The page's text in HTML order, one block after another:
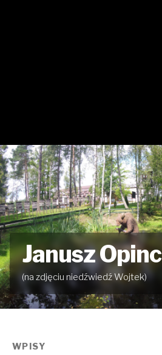
Janusz Opinc
(na zdjęciu niedźwiedź Wojtek)
WPISY